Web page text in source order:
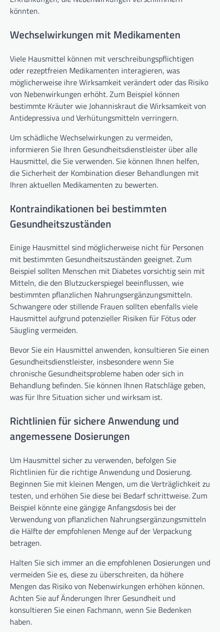
könnten.
Wechselwirkungen mit Medikamenten
Viele Hausmittel können mit verschreibungspflichtigen
oder rezeptfreien Medikamenten interagieren, was
möglicherweise ihre Wirksamkeit verändert oder das Risiko
von Nebenwirkungen erhöht. Zum Beispiel können
bestimmte Kräuter wie Johanniskraut die Wirksamkeit von
Antidepressiva und Verhütungsmitteln verringern.
Um schädliche Wechselwirkungen zu vermeiden,
informieren Sie Ihren Gesundheitsdienstleister über alle
Hausmittel, die Sie verwenden. Sie können Ihnen helfen,
die Sicherheit der Kombination dieser Behandlungen mit
Ihren aktuellen Medikamenten zu bewerten.
Kontraindikationen bei bestimmten
Gesundheitszuständen
Einige Hausmittel sind möglicherweise nicht für Personen
mit bestimmten Gesundheitszuständen geeignet. Zum
Beispiel sollten Menschen mit Diabetes vorsichtig sein mit
Mitteln, die den Blutzuckerspiegel beeinflussen, wie
bestimmten pflanzlichen Nahrungsergänzungsmitteln.
Schwangere oder stillende Frauen sollten ebenfalls viele
Hausmittel aufgrund potenzieller Risiken für Fötus oder
Säugling vermeiden.
Bevor Sie ein Hausmittel anwenden, konsultieren Sie einen
Gesundheitsdienstleister, insbesondere wenn Sie
chronische Gesundheitsprobleme haben oder sich in
Behandlung befinden. Sie können Ihnen Ratschläge geben,
was für Ihre Situation sicher und wirksam ist.
Richtlinien für sichere Anwendung und
angemessene Dosierungen
Um Hausmittel sicher zu verwenden, befolgen Sie
Richtlinien für die richtige Anwendung und Dosierung.
Beginnen Sie mit kleinen Mengen, um die Verträglichkeit zu
testen, und erhöhen Sie diese bei Bedarf schrittweise. Zum
Beispiel könnte eine gängige Anfangsdosis bei der
Verwendung von pflanzlichen Nahrungsergänzungsmitteln
die Hälfte der empfohlenen Menge auf der Verpackung
betragen.
Halten Sie sich immer an die empfohlenen Dosierungen und
vermeiden Sie es, diese zu überschreiten, da höhere
Mengen das Risiko von Nebenwirkungen erhöhen können.
Achten Sie auf Änderungen Ihrer Gesundheit und
konsultieren Sie einen Fachmann, wenn Sie Bedenken
haben.